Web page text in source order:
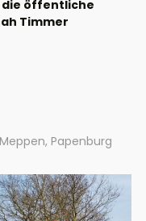
die öffentliche
Timmer
Meppen, Papenburg